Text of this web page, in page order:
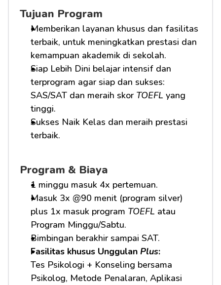
Tujuan Program
Memberikan layanan khusus dan fasilitas
terbaik, untuk meningkatkan prestasi dan
kemampuan akademik di sekolah.
Siap Lebih Dini belajar intensif dan
terprogram agar siap dan sukses:
SAS/SAT dan meraih skor TOEFL yang
tinggi.
Sukses Naik Kelas dan meraih prestasi
terbaik.
Program & Biaya
1 minggu masuk 4x pertemuan.
Masuk 3x @90 menit (program silver)
plus 1x masuk program TOEFL atau
Program Minggu/Sabtu.
Bimbingan berakhir sampai SAT.
Fasilitas khusus Unggulan Plus:
Tes Psikologi + Konseling bersama
Psikolog, Metode Penalaran, Aplikasi